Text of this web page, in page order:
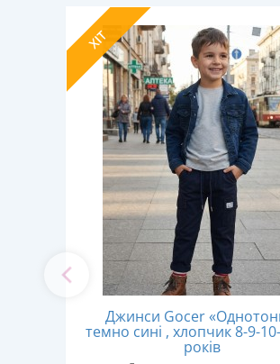
ХІТ
Джинси Gocer
темно сині , хлопчик 8-9-
років